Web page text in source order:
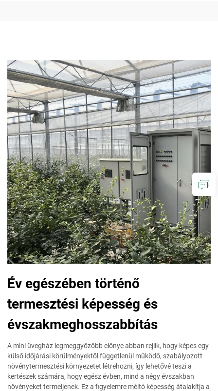
Év egészében történő
termesztési képesség és
évszakmeghosszabbítás
A mini üvegház legmeggyőzőbb előnye abban rejlik, hogy képes egy
külső időjárási körülményektől függetlenül működő, szabályozott
növénytermesztési környezetet létrehozni, így lehetővé teszi a
kertészek számára, hogy egész évben, mind a négy évszakban
növényeket termeljenek. Ez a figyelemre méltó képesség átalakítja a